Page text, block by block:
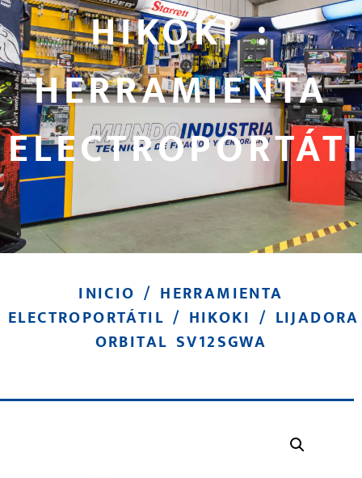
HIKOKI :
HERRAMIENTA
INICIO / HERRAMIENTA
ELECTROPORTÁTIL / HIKOKI / LIJADORA
ORBITAL SV12SGWA